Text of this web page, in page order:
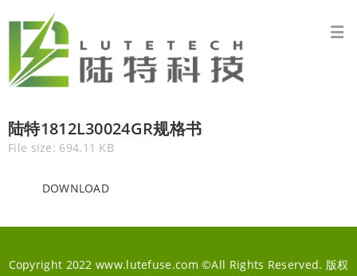
陆特1812L30024GR规格书
File size: 694.11 KB
DOWNLOAD
Copyright 2022 www.lutefuse.com ©All Rights Reserved. 版权